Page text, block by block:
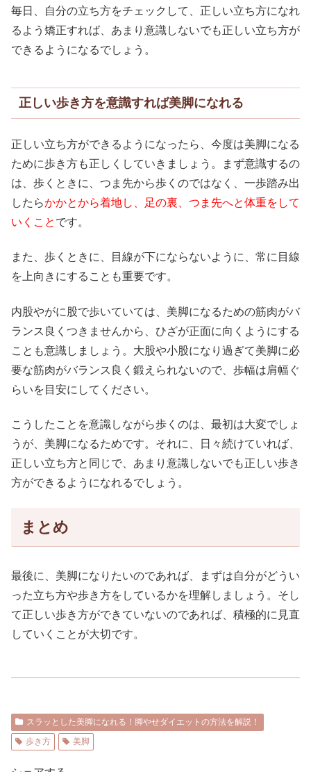
毎日、自分の立ち方をチェックして、正しい立ち方になれ
るよう矯正すれば、あまり意識しないでも正しい立ち方が
できるようになるでしょう。
正しい歩き方を意識すれば美脚になれる
正しい立ち方ができるようになったら、今度は美脚になる
ために歩き方も正しくしていきましょう。まず意識するの
は、歩くときに、つま先から歩くのではなく、一歩踏み出
したらかかとから着地し、足の裏、つま先へと体重をして
いくこと です。
また、歩くときに、目線が下にならないように、常に目線
を上向きにすることも重要です。
内股やがに股で歩いていては、美脚になるための筋肉がバ
ランス良くつきませんから、ひざが正面に向くようにする
ことも意識しましょう。大股や小股になり過ぎて美脚に必
要な筋肉がバランス良く鍛えられないので、歩幅は肩幅ぐ
らいを目安にしてください。
こうしたことを意識しながら歩くのは、最初は大変でしょ
うが、美脚になるためです。それに、日々続けていれば、
正しい立ち方と同じで、あまり意識しないでも正しい歩き
方ができるようになれるでしょう。
まとめ
最後に、美脚になりたいのであれば、まずは自分がどうい
った立ち方や歩き方をしているかを理解しましょう。そし
て正しい歩き方ができていないのであれば、積極的に見直
していくことが大切です。
スラッとした美脚になれる！脚やせダイエットの方法を解説！
歩き方
美脚